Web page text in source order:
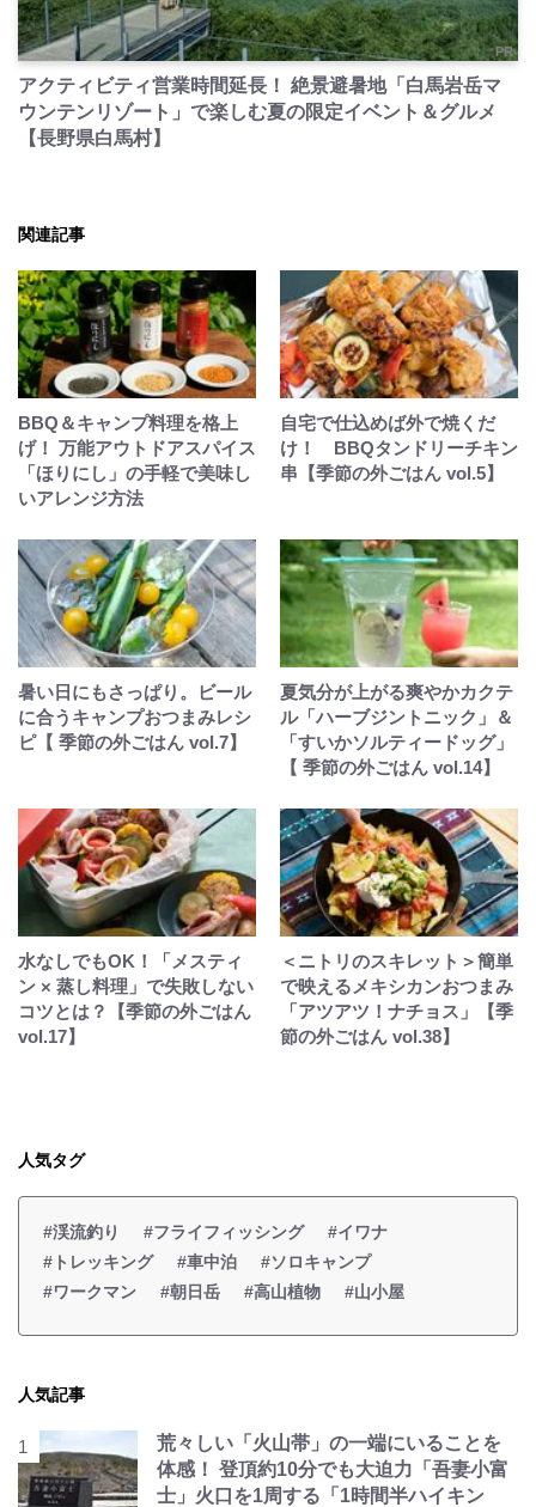
PR
アクティビティ営業時間延長！ 絶景避暑地「白馬岩岳マ
ウンテンリゾート」で楽しむ夏の限定イベント＆グルメ
【長野県白馬村】
関連記事
BBQ＆キャンプ料理を格上
げ！ 万能アウトドアスパイス
「ほりにし」の手軽で美味し
いアレンジ方法
自宅で仕込めば外で焼くだ
け！ BBQタンドリーチキン
串【季節の外ごはん vol.5】
暑い日にもさっぱり。ビール
に合うキャンプおつまみレシ
ピ【 季節の外ごはん vol.7】
夏気分が上がる爽やかカクテ
ル「ハーブジントニック」＆
「すいかソルティードッグ」
【 季節の外ごはん vol.14】
水なしでもOK！「メスティ
ン × 蒸し料理」で失敗しない
コツとは？【季節の外ごはん
vol.17】
＜ニトリのスキレット＞簡単
で映えるメキシカンおつまみ
「アツアツ！ナチョス」【季
節の外ごはん vol.38】
人気タグ
#渓流釣り #フライフィッシング
#イワナ
#トレッキング
#車中泊
#ソロキャンプ
#ワークマン
#朝日岳 #高山植物 #山小屋
人気記事
荒々しい「火山帯」の一端にいることを
体感！ 登頂約10分でも大迫力「吾妻小富
士」火口を1周する「1時間半ハイキン